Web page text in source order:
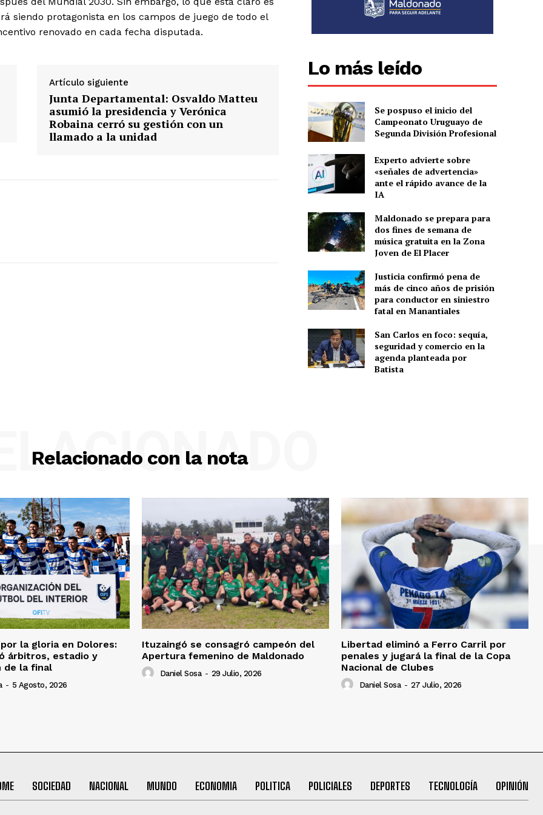
siendo protagonista en los campos de juego de todo el
renovado en cada fecha disputada.
Artículo siguiente
Junta Departamental: Osvaldo Matteu
asumió la presidencia y Verónica
Robaina cerró su gestión con un
llamado a la unidad
Lo más leído
Se pospuso el inicio del
Campeonato Uruguayo de
Segunda División Profesional
Experto advierte sobre
«señales de advertencia»
ante el rápido avance de la
IA
Maldonado se prepara para
dos fines de semana de
música gratuita en la Zona
Joven de El Placer
Justicia confirmó pena de
más de cinco años de prisión
para conductor en siniestro
fatal en Manantiales
San Carlos en foco: sequía,
seguridad y comercio en la
agenda planteada por
Batista
Relacionado con la nota
la gloria en Dolores:
árbitros, estadio y
de la final
- 5 Agosto, 2026
Ituzaingó se consagró campeón del
Apertura femenino de Maldonado
Daniel Sosa - 29 Julio, 2026
Libertad eliminó a Ferro Carril por
penales y jugará la final de la Copa
Nacional de Clubes
Daniel Sosa - 27 Julio, 2026
SOCIEDAD NACIONAL MUNDO ECONOMIA POLITICA POLICIALES DEPORTES TECNOLOGÍA OPINIÓN